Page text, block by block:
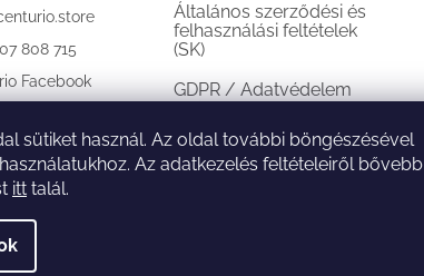
sütiket használ. Az oldal további böngészésével
Az adatkezelés feltételeiről bővebb
itt talál.
808 715
Facebook
Általános szerződési és
felhasználási feltételek
(SK)
GDPR / Adatvédelem
(SK)
Reklamációs feltételek
(SK)